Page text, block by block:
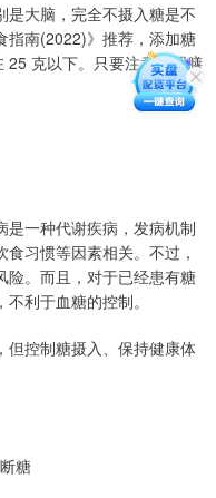
是大脑，完全不摄入糖是不
指南(2022)》推荐，添加糖
25 克以下。只要注意合理膳
是一种代谢疾病，发病机制
习惯等因素相关。不过，
险。而且，对于已经患有糖
利于血糖的控制。
但控制糖摄入、保持健康体
糖